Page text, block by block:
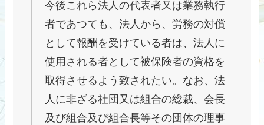
今後これら法人の代表者又は業務執行
者であつても、法人から、労務の対償
として報酬を受けている者は、法人に
使用される者として被保険者の資格を
取得させるよう致されたい。なお、法
人に非ざる社団又は組合の総裁、会長
及び組合及び組合長等その団体の理事